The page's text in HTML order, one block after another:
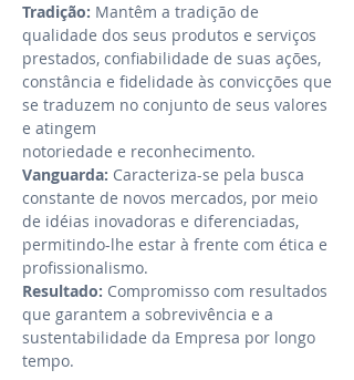
Tradição: Mantêm a tradição de
qualidade dos seus produtos e serviços
prestados, confiabilidade de suas ações,
constância e fidelidade às convicções que
se traduzem no conjunto de seus valores
e atingem
notoriedade e reconhecimento.
Vanguarda: Caracteriza-se pela busca
constante de novos mercados, por meio
de idéias inovadoras e diferenciadas,
permitindo-lhe estar à frente com ética e
profissionalismo.
Resultado: Compromisso com resultados
que garantem a sobrevivência e a
sustentabilidade da Empresa por longo
tempo.